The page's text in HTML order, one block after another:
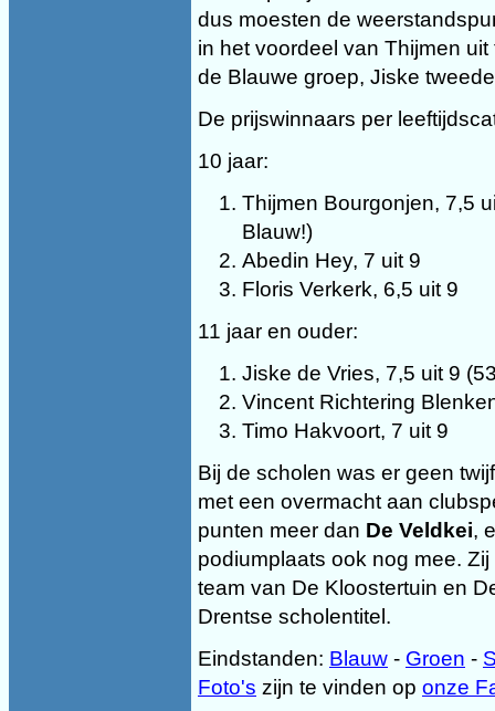
dus moesten de
in het voordeel van Thijmen
de Blauwe groep, Jiske
De prijswinnaars per
10 jaar:
Thijmen Bourgonjen, 7,5
Blauw!)
Abedin Hey, 7 uit 9
Floris Verkerk, 6,5 uit 9
11 jaar en ouder:
Jiske de Vries, 7,5 uit 9
Vincent Richtering
Timo Hakvoort, 7 uit 9
Bij de scholen was er geen
met een overmacht aan
punten meer dan De Veldkei,
podiumplaats ook nog mee.
team van De Kloostertuin en
Drentse scholentitel.
Eindstanden: Blauw - Groen -
Foto's zijn te vinden op onze